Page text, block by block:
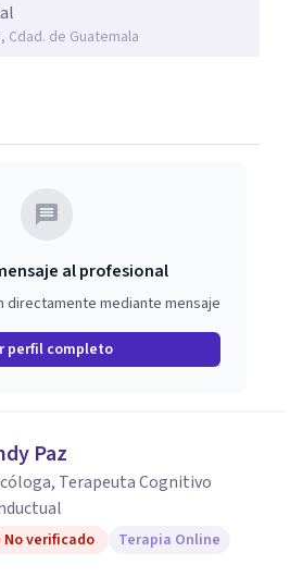
Cdad. de Guatemala
al profesional
directamente mediante mensaje
perfil completo
Paz
Terapeuta Cognitivo
No verificado Terapia Online